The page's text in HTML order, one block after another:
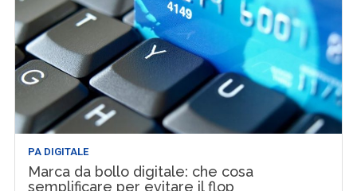
PA DIGITALE
Marca da bollo digitale: che cosa
semplificare per evitare il flop